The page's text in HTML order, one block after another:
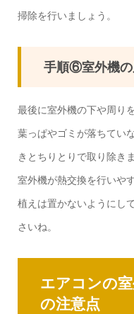
掃除を行いましょう。
手順⑥室外機
最後に室外機の下や周り
葉っぱやゴミが落ちてい
きとちりとりで取り除きま
室外機が熱交換を行いや
植えは置かないようにし
さいね。
エアコンの
の注意点